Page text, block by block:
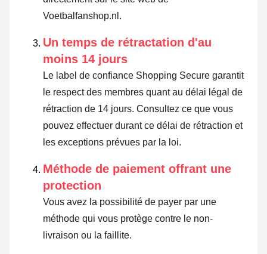
Voetbalfanshop.nl.
Un temps de rétractation d'au
moins 14 jours
Le label de confiance Shopping Secure garantit
le respect des membres quant au délai légal de
rétraction de 14 jours. Consultez ce que vous
pouvez effectuer durant ce délai de rétraction et
les exceptions prévues par la loi.
Méthode de paiement offrant une
protection
Vous avez la possibilité de payer par une
méthode qui vous protège contre le non-
livraison ou la faillite.